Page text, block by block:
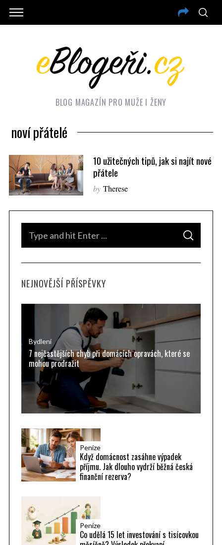
BLOG MAGAZÍN PRO MUŽE I ŽENY
noví přátelé
10 užitečných tipů, jak si najít nové
přátele
by Therese
c
S
A
C
NEJNOVĚJŠÍ PŘÍSPĚVKY
Bydlení
7 nejčastějších chyb při domácích opravách, které se
mohou prodražit
Peníze
Když domácnost zasáhne výpadek
příjmu. Jak dlouho vydrží běžná česká
finanční rezerva?
Peníze
Co udělá 15 let investování s tisícovkou